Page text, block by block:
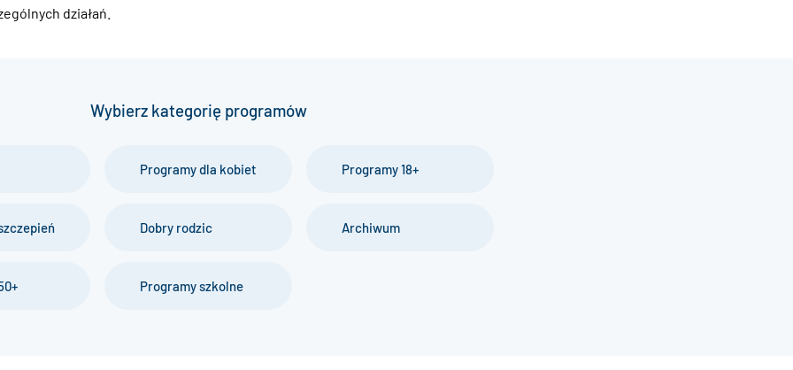
działań.
Wybierz kategorię programów
Programy dla kobiet
Dobry rodzic
Programy szkolne
Programy 18+
Archiwum